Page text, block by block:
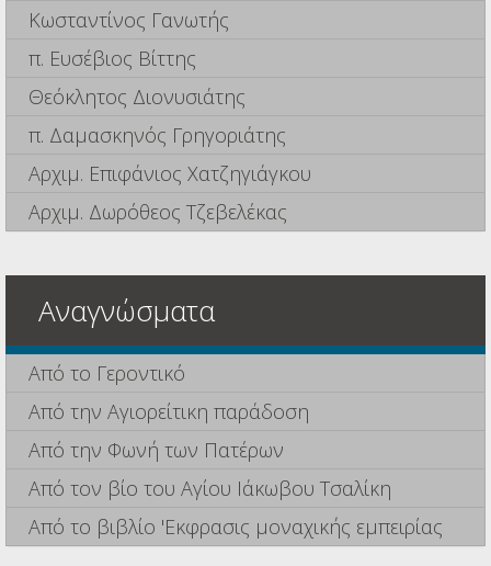
Κωσταντίνος Γανωτής
π. Ευσέβιος Βίττης
Θεόκλητος Διονυσιάτης
π. Δαμασκηνός Γρηγοριάτης
Αρχιμ. Επιφάνιος Χατζηγιάγκου
Αρχιμ. Δωρόθεος Τζεβελέκας
Αναγνώσματα
Από το Γεροντικό
Από την Αγιορείτικη παράδοση
Από την Φωνή των Πατέρων
Από τον βίο του Αγίου Ιάκωβου Τσαλίκη
Από το βιβλίο 'Εκφρασις μοναχικής εμπειρίας